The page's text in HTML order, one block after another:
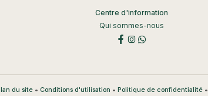
Centre d'information
Qui sommes-nous
du site• Conditions d'utilisation • Politique de confidentialité•